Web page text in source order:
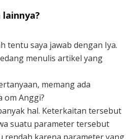
tentu saya jawab dengan Iya.
menulis artikel yang
memang ada
om Anggi?
hal. Keterkaitan tersebut
suatu parameter tersebut